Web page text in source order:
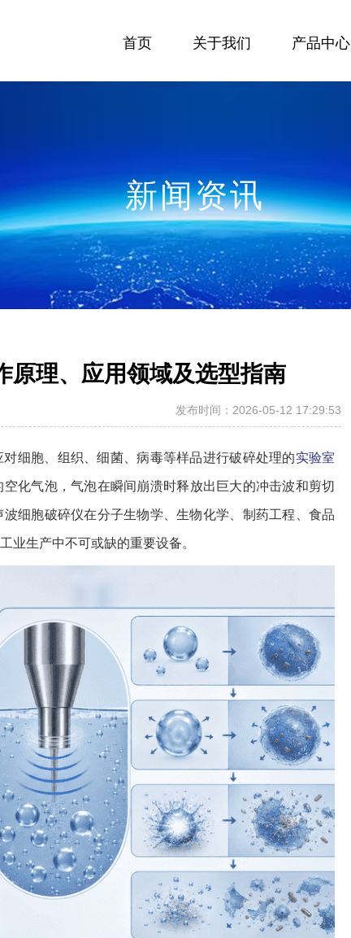
首页 关于我们 产品中心
新闻资讯
原理、应用领域及选型指南
发布时间：2026-05-12 17:29:53
细胞、组织、细菌、病毒等样品进行破碎处理的实验室
化气泡，气泡在瞬间崩溃时释放出巨大的冲击波和剪切
细胞破碎仪在分子生物学、生物化学、制药工程、食品
业生产中不可或缺的重要设备。